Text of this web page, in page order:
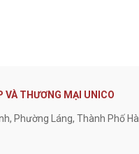
VÀ THƯƠNG MẠI UNICO
Phường Láng, Thành Phố Hà